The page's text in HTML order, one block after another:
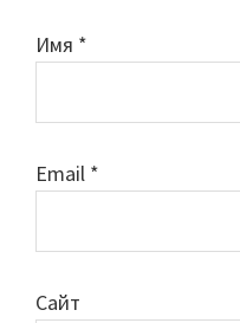
Имя *
Email *
Сайт